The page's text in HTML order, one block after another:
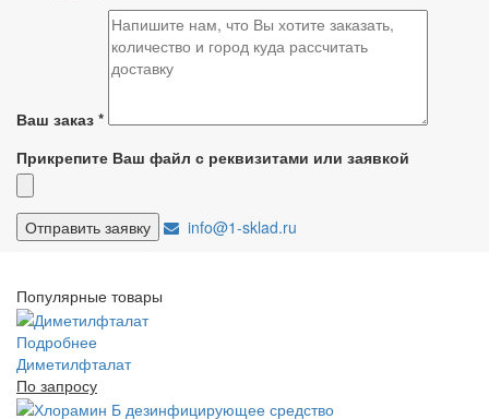
Ваш заказ *
Прикрепите Ваш файл с реквизитами или заявкой
info@1-sklad.ru
Популярные товары
Подробнее
Диметилфталат
По запросу